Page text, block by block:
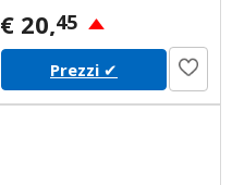
con il venditore
€ 20,45
Prezzi ✔